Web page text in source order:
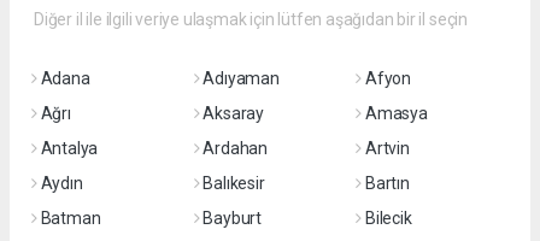
Diğer il ile ilgili veriye ulaşmak için lütfen aşağıdan bir il seçin
Adana Adıyaman
Afyon
Ağrı
Aksaray
Amasya
Antalya
Ardahan
Artvin
Aydın
Balıkesir
Bartın
Batman
Bayburt
Bilecik